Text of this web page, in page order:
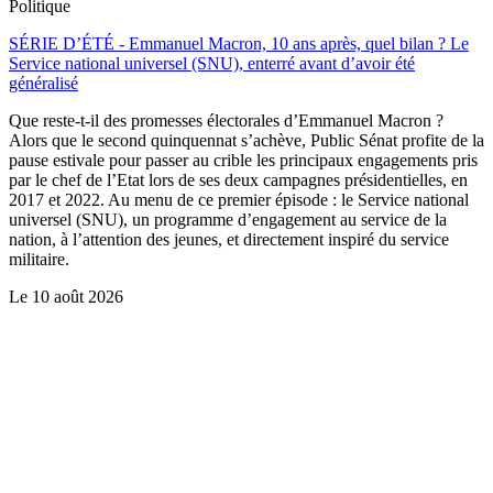
Politique
SÉRIE D’ÉTÉ - Emmanuel Macron, 10 ans après, quel bilan ? Le
Service national universel (SNU), enterré avant d’avoir été
généralisé
Que reste-t-il des promesses électorales d’Emmanuel Macron ?
Alors que le second quinquennat s’achève, Public Sénat profite de la
pause estivale pour passer au crible les principaux engagements pris
par le chef de l’Etat lors de ses deux campagnes présidentielles, en
2017 et 2022. Au menu de ce premier épisode : le Service national
universel (SNU), un programme d’engagement au service de la
nation, à l’attention des jeunes, et directement inspiré du service
militaire.
Le 10 août 2026